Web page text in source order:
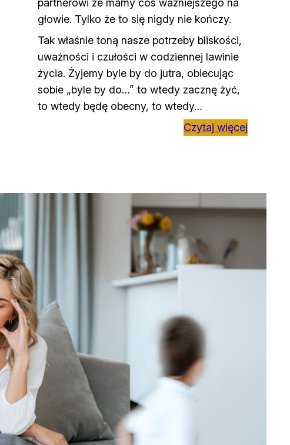
partnerowi że mamy coś ważniejszego na
głowie. Tylko że to się nigdy nie kończy.
Tak właśnie toną nasze potrzeby bliskości,
uważności i czułości w codziennej lawinie
życia. Żyjemy byle by do jutra, obiecując
sobie „byle by do…” to wtedy zacznę żyć,
to wtedy będę obecny, to wtedy…
Czytaj więcej